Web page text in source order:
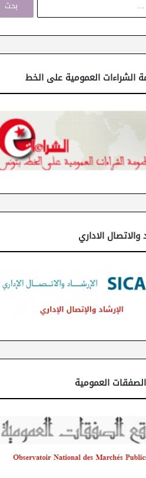
ح
ن
الشراءات العمومية على الخط
والاتصال الاداري
العمومية